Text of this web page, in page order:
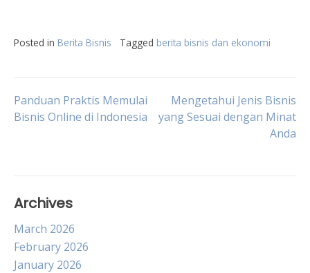
Posted in Berita Bisnis Tagged berita bisnis dan ekonomi
Post
Panduan Praktis Memulai
Bisnis Online di Indonesia
Mengetahui Jenis Bisnis
yang Sesuai dengan Minat
Anda
Archives
March 2026
February 2026
January 2026